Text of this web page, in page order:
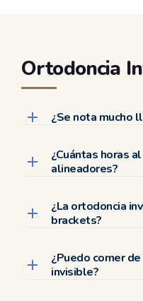
Ortodoncia
¿Se nota mucho
¿Cuántas horas
alineadores?
¿La ortodoncia
brackets?
¿Puedo comer
invisible?